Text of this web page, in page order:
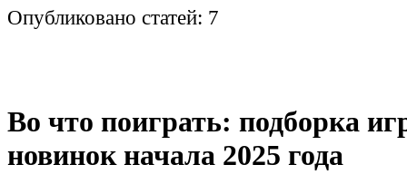
Опубликовано статей: 7
Во что поиграть: подборка
новинок начала 2025 года